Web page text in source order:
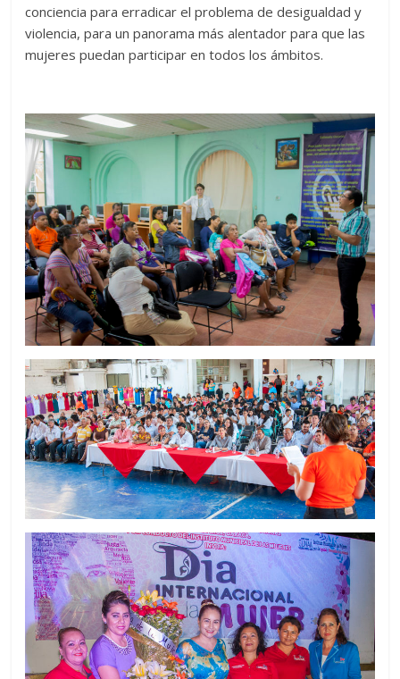
conciencia para erradicar el problema de desigualdad y
violencia, para un panorama más alentador para que las
mujeres puedan participar en todos los ámbitos.